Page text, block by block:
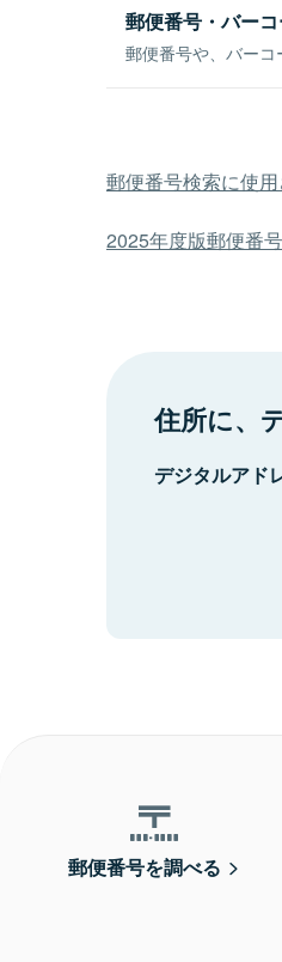
郵便番号・バー
郵便番号や、バーコ
郵便番号検索に使
2025年度版郵便番
住所に、
デジタルアド
郵便番号を調べる